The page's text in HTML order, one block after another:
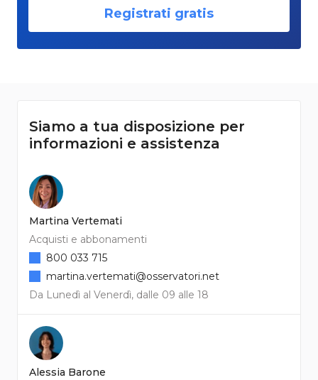
Registrati gratis
Siamo a tua disposizione per
informazioni e assistenza
Martina Vertemati
Acquisti e abbonamenti
Da Lunedì al Venerdì, dalle 09 alle 18
800 033 715
martina.vertemati@osservatori.net
Alessia Barone